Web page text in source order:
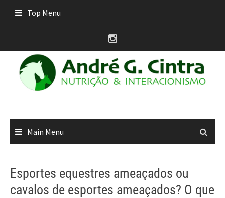
Top Menu
Main Menu
Esportes equestres ameaçados ou
cavalos de esportes ameaçados? O que